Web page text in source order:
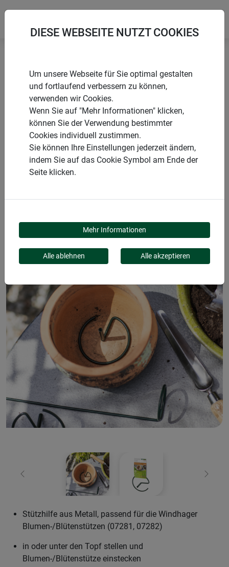
Startseite
Blumen & Staudenstützen
Stützhilfe für Pflanztöpfe
PRODUKTE
STÜTZHILFE FÜR
PFLANZTÖPFE
Zurück Weiter
Stützhilfe aus Metall, passend für die Windhager
Blumen-/Blütenstützen (07281, 07282)
in oder unter den Topf stellen und
Blumen-/Blütenstütze einstecken
DIESE WEBSEITE NUTZT COOKIES
Um unsere Webseite für Sie optimal gestalten
und fortlaufend verbessern zu können,
verwenden wir Cookies.
Wenn Sie auf "Mehr Informationen" klicken,
können Sie der Verwendung bestimmter
Cookies individuell zustimmen.
Sie können Ihre Einstellungen jederzeit ändern,
indem Sie auf das Cookie Symbol am Ende der
Seite klicken.
Mehr Informationen
Alle ablehnen Alle akzeptieren